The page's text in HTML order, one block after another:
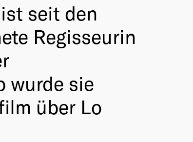
seit den
Regisseurin
wurde sie
über Lo